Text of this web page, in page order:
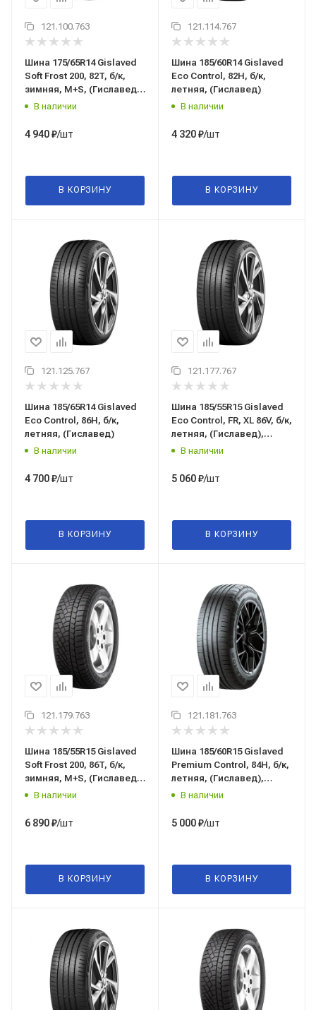
121.100.763
Шина 175/65R14 Gislaved
Soft Frost 200, 82T, б/к,
зимняя, M+S, (Гиславед),
Россия
В наличии
4 940₽/шт
В КОРЗИНУ
121.114.767
Шина 185/60R14 Gislaved
Eco Control, 82H, б/к,
летняя, (Гиславед)
В наличии
4 320₽/шт
В КОРЗИНУ
121.125.767
Шина 185/65R14 Gislaved
Eco Control, 86H, б/к,
летняя, (Гиславед)
В наличии
4 700₽/шт
В КОРЗИНУ
121.177.767
Шина 185/55R15 Gislaved
Eco Control, FR, XL 86V, б/к,
летняя, (Гиславед),
Россия
В наличии
5 060₽/шт
В КОРЗИНУ
121.179.763
Шина 185/55R15 Gislaved
Soft Frost 200, 86T, б/к,
зимняя, M+S, (Гиславед),
Россия
В наличии
6 890₽/шт
В КОРЗИНУ
121.181.763
Шина 185/60R15 Gislaved
Premium Control, 84H, б/к,
летняя, (Гиславед),
Россия, (остаток 2 шт)
В наличии
5 000₽/шт
В КОРЗИНУ